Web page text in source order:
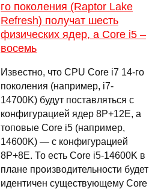
го поколения (Raptor Lake
Refresh) получат шесть
физических ядер, а Core i5 –
восемь
Известно, что CPU Core i7 14-го
поколения (например, i7-
14700K) будут поставляться с
конфигурацией ядер 8P+12E, а
топовые Core i5 (например,
14600K) — с конфигурацией
8P+8E. То есть Core i5-14600K в
плане производительности будет
идентичен существующему Core